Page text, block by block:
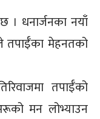
। धनार्जनका नयाँ
तपाईँका मेहनतको
तपाईँको
मन लोभ्याउन